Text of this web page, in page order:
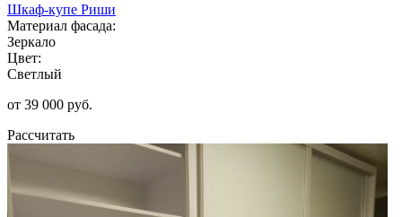
Шкаф-купе Риши
Материал фасада:
Зеркало
Цвет:
Светлый
от 39 000 руб.
Рассчитать